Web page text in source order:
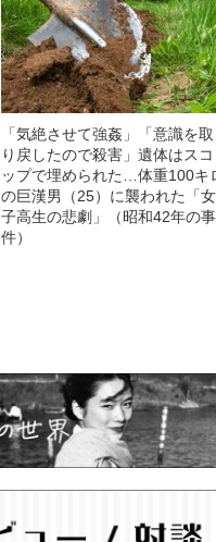
「気絶させて強姦」「意識を取
り戻したので殺害」遺体はスコ
ップで埋められた…体重100キ
の巨漢男（25）に襲われた「女
子高生の悲劇」（昭和42年の事
件）